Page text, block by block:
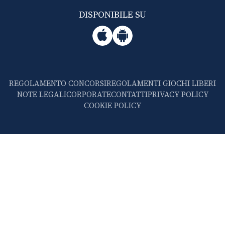
DISPONIBILE SU
REGOLAMENTO CONCORSIREGOLAMENTI GIOCHI LIBERI
NOTE LEGALICORPORATECONTATTIPRIVACY POLICY
COOKIE POLICY